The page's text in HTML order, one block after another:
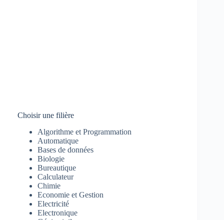
Choisir une filière
Algorithme et Programmation
Automatique
Bases de données
Biologie
Bureautique
Calculateur
Chimie
Economie et Gestion
Electricité
Electronique